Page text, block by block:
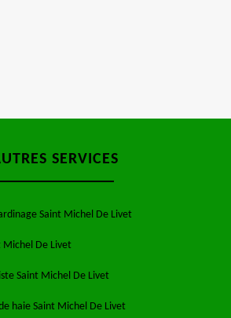
SERVICES
Saint Michel De Livet
Michel De Livet
Saint Michel De Livet
haie Saint Michel De Livet